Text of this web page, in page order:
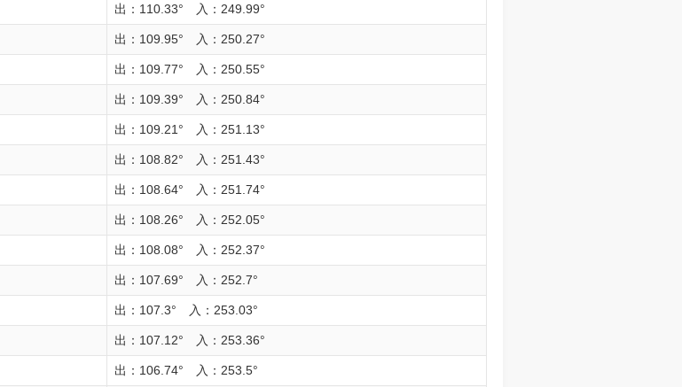
出：110.33° 入：249.99°
出：109.95° 入：250.27°
出：109.77° 入：250.55°
出：109.39° 入：250.84°
出：109.21° 入：251.13°
出：108.82° 入：251.43°
出：108.64° 入：251.74°
出：108.26° 入：252.05°
出：108.08° 入：252.37°
出：107.69° 入：252.7°
出：107.3° 入：253.03°
出：107.12° 入：253.36°
出：106.74° 入：253.5°